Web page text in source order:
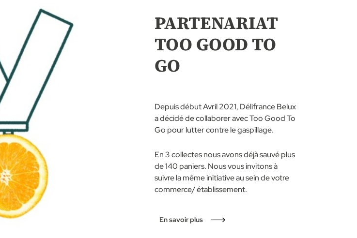
PARTENARIAT
TOO GOOD TO
GO
Depuis début Avril 2021, Délifrance Belux
a décidé de collaborer avec Too Good To
Go pour lutter contre le gaspillage.
En 3 collectes nous avons déjà sauvé plus
de 140 paniers. Nous vous invitons à
suivre la même initiative au sein de votre
commerce/ établissement.
En savoir plus